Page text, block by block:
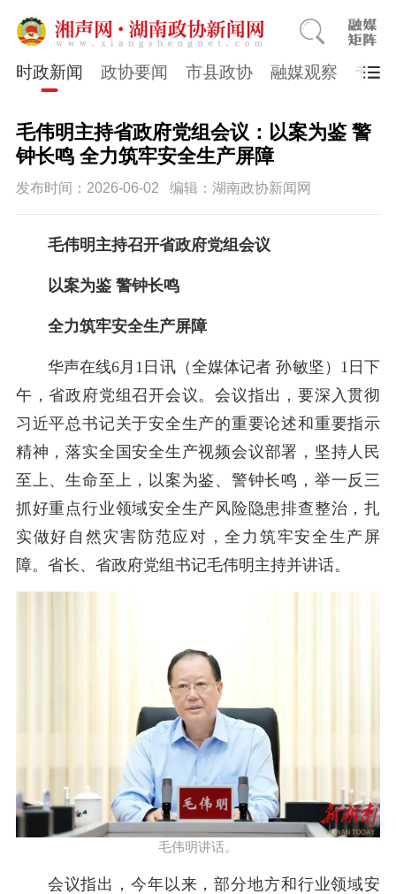
时政新闻 政协要闻 市县政协 融媒观察 专题
毛伟明主持省政府党组会议：以案为鉴 警
钟长鸣 全力筑牢安全生产屏障
发布时间：2026-06-02 编辑：湖南政协新闻网
毛伟明主持召开省政府党组会议
以案为鉴 警钟长鸣
全力筑牢安全生产屏障
华声在线6 月 1 日 讯（全媒体记者 孙敏坚 ） 1 日下
午 ，省政府党组召开会议 。会议指出，要深入贯彻
习近平总书记关于安全生产的重要论述和重要指示
精神 ，落实全国安全生产视频会议部署，坚持人民
至上、生命至上，以案为鉴、警钟长鸣，举一反三
抓好重点行业领域安全生产风险隐患排查整治，扎
实做好自然灾害防范应对，全力筑牢安全生产屏
障。 省长、省政府党组书记毛伟明 主持并讲话。
毛伟明讲话。
会议指出，今年以来，部分地方和行业领域安